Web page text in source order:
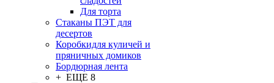
Для торта
Стаканы ПЭТ для
десертов
Коробкидля куличей и
пряничных домиков
Бордюрная лента
+ ЕЩЕ 8